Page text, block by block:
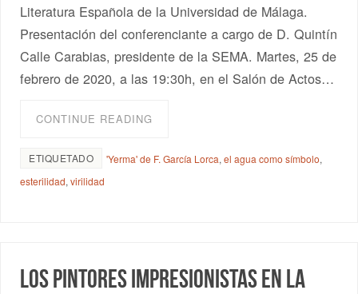
Literatura Española de la Universidad de Málaga.
Presentación del conferenciante a cargo de D. Quintín
Calle Carabias, presidente de la SEMA. Martes, 25 de
febrero de 2020, a las 19:30h, en el Salón de Actos…
CONTINUE READING
ETIQUETADO 'Yerma' de F. García Lorca,el agua como símbolo,
esterilidad,virilidad
Los pintores impresionistas en la